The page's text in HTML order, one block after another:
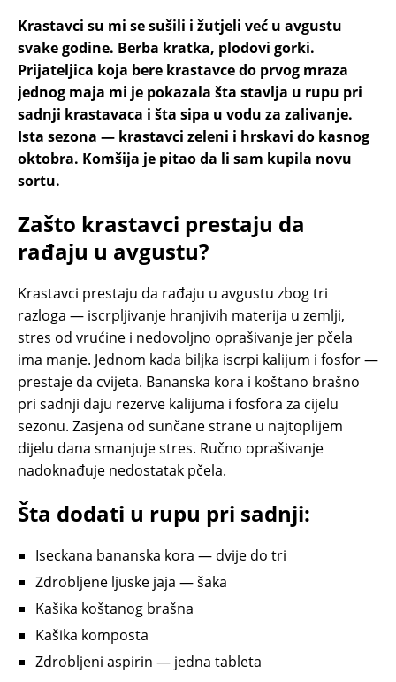
Krastavci su mi se sušili i žutjeli već u avgustu
svake godine. Berba kratka, plodovi gorki.
Prijateljica koja bere krastavce do prvog mraza
jednog maja mi je pokazala šta stavlja u rupu pri
sadnji krastavaca i šta sipa u vodu za zalivanje.
Ista sezona — krastavci zeleni i hrskavi do kasnog
oktobra. Komšija je pitao da li sam kupila novu
sortu.
Zašto krastavci prestaju da
rađaju u avgustu?
Krastavci prestaju da rađaju u avgustu zbog tri
razloga — iscrpljivanje hranjivih materija u zemlji,
stres od vrućine i nedovoljno oprašivanje jer pčela
ima manje. Jednom kada biljka iscrpi kalijum i fosfor —
prestaje da cvijeta. Bananska kora i koštano brašno
pri sadnji daju rezerve kalijuma i fosfora za cijelu
sezonu. Zasjena od sunčane strane u najtoplijem
dijelu dana smanjuje stres. Ručno oprašivanje
nadoknađuje nedostatak pčela.
Šta dodati u rupu pri sadnji:
Iseckana bananska kora — dvije do tri
Zdrobljene ljuske jaja — šaka
Kašika koštanog brašna
Kašika komposta
Zdrobljeni aspirin — jedna tableta